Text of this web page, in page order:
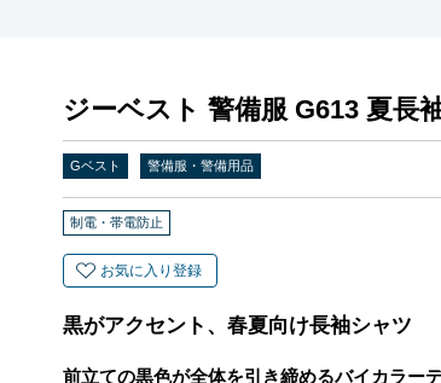
ジーベスト 警備服 G613 夏長
Gベスト 警備服・警備用品
制電・帯電防止
お気に入り登録
黒がアクセント、春夏向け長袖シャツ
前立ての黒色が全体を引き締めるバイカラー